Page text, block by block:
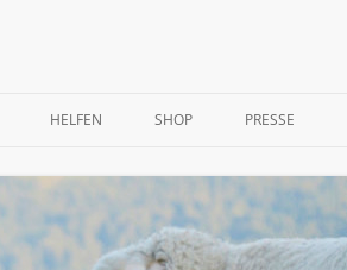
HELFEN
SPENDEN
SHOP PRESSE